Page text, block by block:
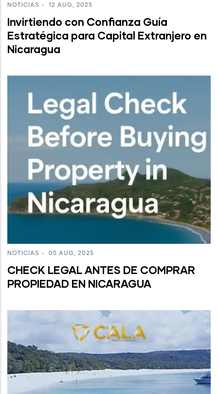
NOTICIAS - 12 AUG, 2025
Invirtiendo con Confianza Guía
Estratégica para Capital Extranjero en
Nicaragua
NOTICIAS - 05 AUG, 2025
CHECK LEGAL ANTES DE COMPRAR
PROPIEDAD EN NICARAGUA